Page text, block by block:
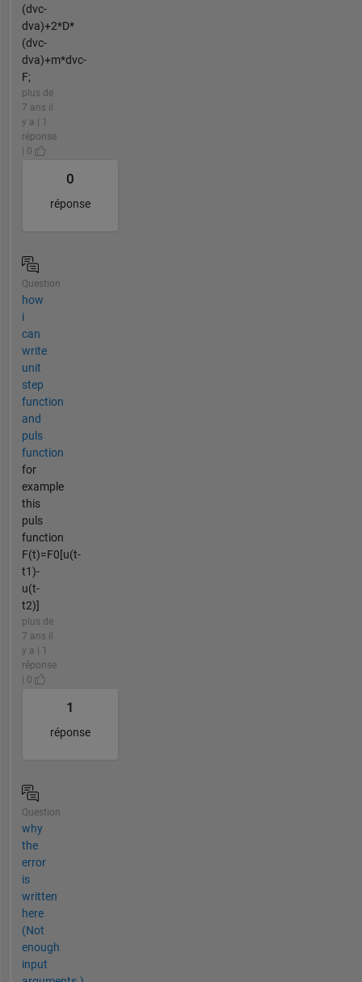
(dvc-
dva)+2*D*
(dvc-
dva)+m*dvc-
F;
plus de
7 ans il
y a | 1
réponse
| 0
0
réponse
Question
how
i
can
write
unit
step
function
and
puls
function
for
example
this
puls
function
F(t)=F0[u(t-
t1)-
u(t-
t2)]
plus de
7 ans il
y a | 1
réponse
| 0
1
réponse
Question
why
the
error
is
written
here
(Not
enough
input